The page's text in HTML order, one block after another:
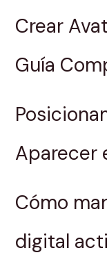
Crear
Guía
Aparecer
Cómo
digital